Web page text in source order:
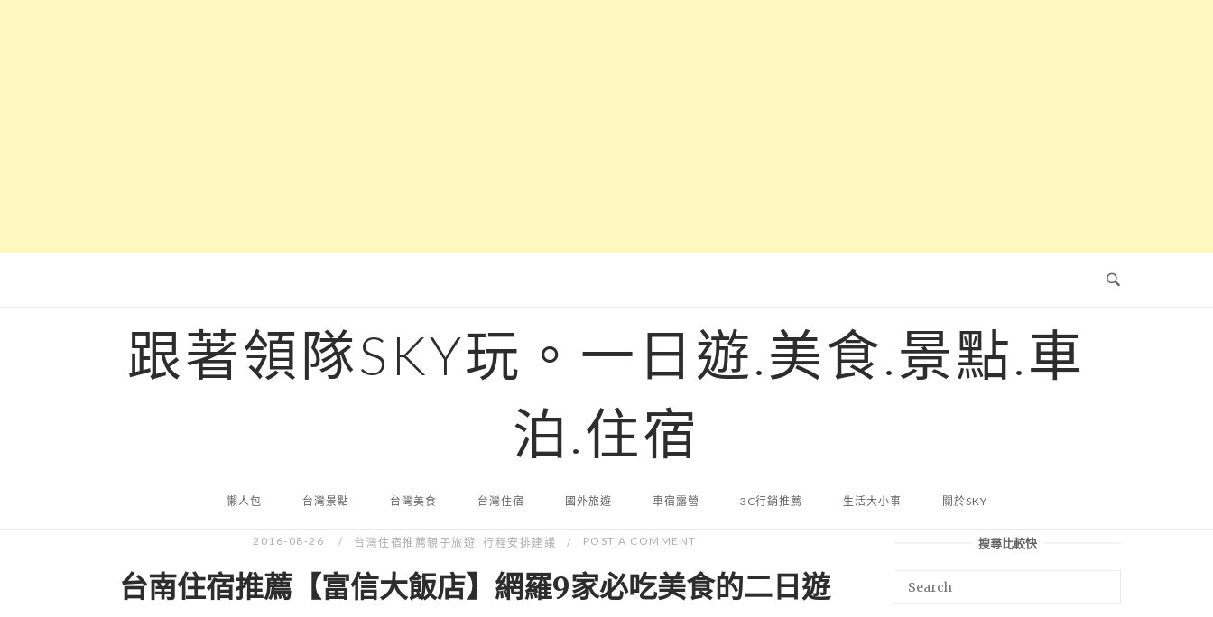
跟著領隊SKY玩。一日遊.美食.景點.車
泊.住宿
懶人包 台灣景點 台灣美食 台灣住宿 國外旅遊 車宿露營 3C行銷推薦 生活大小事 關於SKY
2016-08-26 台灣住宿推薦親子旅遊,行程安排建議 POST A COMMENT
台南住宿推薦【富信大飯店】網羅9家必吃美食的二日遊
搜尋比較快